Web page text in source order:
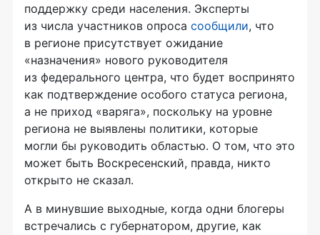
поддержку среди населения. Эксперты
из числа участников опроса сообщили, что
в регионе присутствует ожидание
«назначения» нового руководителя
из федерального центра, что будет воспринято
как подтверждение особого статуса региона,
а не приход «варяга», поскольку на уровне
региона не выявлены политики, которые
могли бы руководить областью. О том, что это
может быть Воскресенский, правда, никто
открыто не сказал.
А в минувшие выходные, когда одни блогеры
встречались с губернатором, другие, как